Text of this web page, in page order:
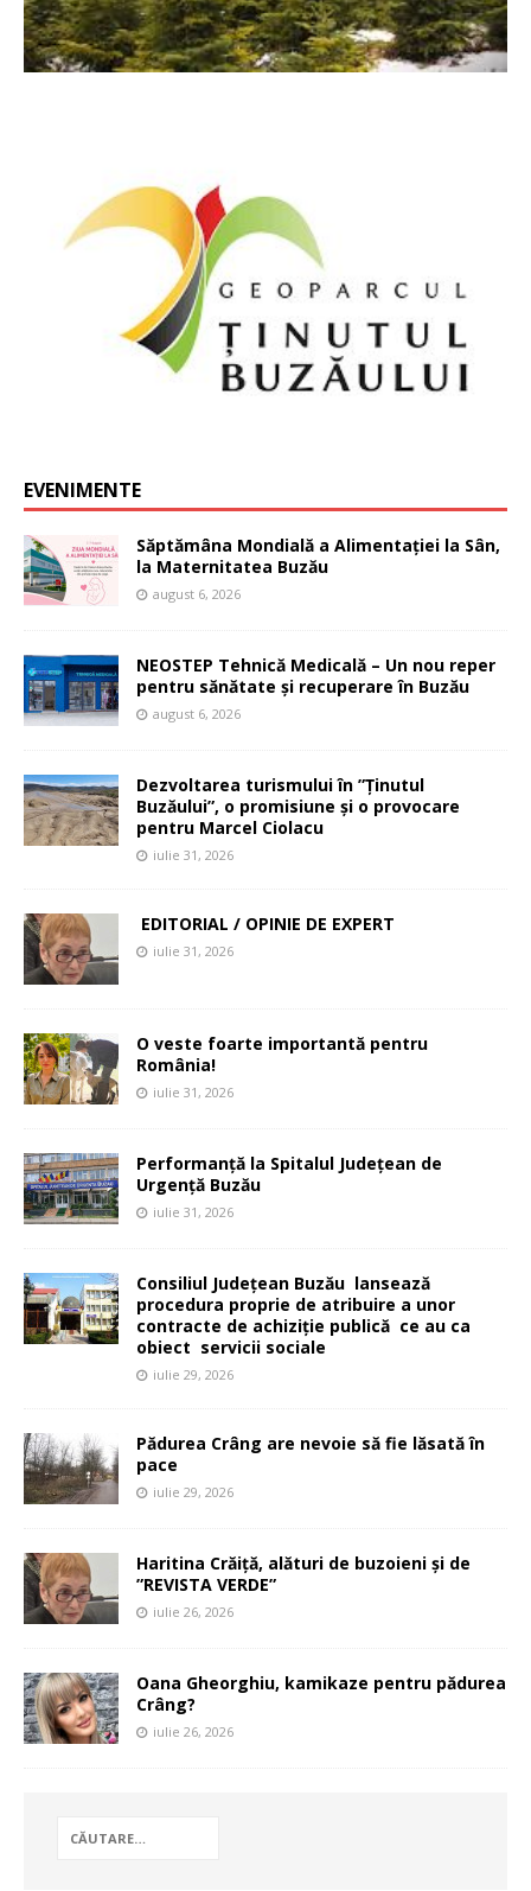
EVENIMENTE
Săptămâna Mondială a Alimentației la Sân,
la Maternitatea Buzău
august 6, 2026
NEOSTEP Tehnică Medicală – Un nou reper
pentru sănătate și recuperare în Buzău
august 6, 2026
Dezvoltarea turismului în ”Ținutul
Buzăului”, o promisiune și o provocare
pentru Marcel Ciolacu
iulie 31, 2026
EDITORIAL / OPINIE DE EXPERT
iulie 31, 2026
O veste foarte importantă pentru
România!
iulie 31, 2026
Performanță la Spitalul Județean de
Urgență Buzău
iulie 31, 2026
Consiliul Județean Buzău lansează
procedura proprie de atribuire a unor
contracte de achiziție publică ce au ca
obiect servicii sociale
iulie 29, 2026
Pădurea Crâng are nevoie să fie lăsată în
pace
iulie 29, 2026
Haritina Crăiță, alături de buzoieni și de
”REVISTA VERDE”
iulie 26, 2026
Oana Gheorghiu, kamikaze pentru pădurea
Crâng?
iulie 26, 2026